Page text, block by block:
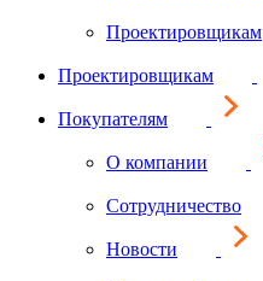
Проектировщикам
Проектировщикам
Покупателям
О компании
Сотрудничество
Новости